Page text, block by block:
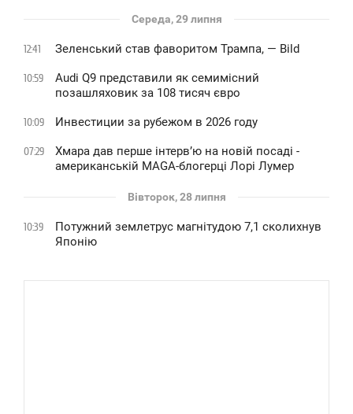
Середа, 29 липня
12:41 Зеленський став фаворитом Трампа, — Bild
10:59
Audi Q9 представили як семимісний
позашляховик за 108 тисяч євро
10:09 Инвестиции за рубежом в 2026 году
07:29
Хмара дав перше інтервʼю на новій посаді -
американській MAGA-блогерці Лорі Лумер
Вівторок, 28 липня
10:39
Потужний землетрус магнітудою 7,1 сколихнув
Японію